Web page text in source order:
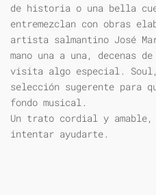
de historia o una bella
entremezclan con obras
artista salmantino José
mano una a una, decenas
visita algo especial.
selección sugerente para
fondo musical.
Un trato cordial y amable,
intentar ayudarte.